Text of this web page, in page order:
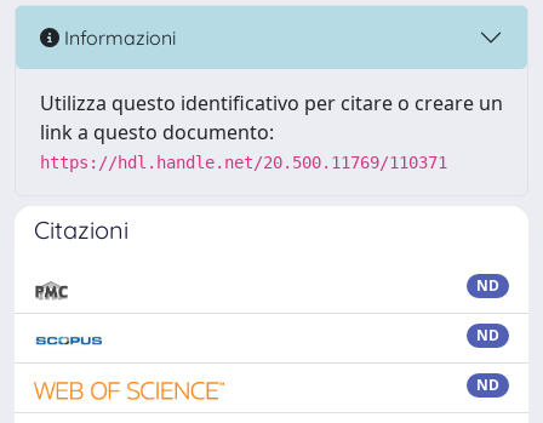
Informazioni
Utilizza questo identificativo per citare o creare un
link a questo documento:
https://hdl.handle.net/20.500.11769/110371
Citazioni
ND
ND
ND